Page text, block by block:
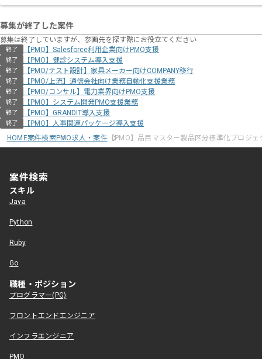
募集が終了した案件
募集は終了していますが、参画先を探す際にお役立てください
終了 【PMO】Salesforce利用企業向けPMO支援
終了 【PMO】健診システム導入支援
終了 【PMO/テスト設計】家具メーカー向けCOMPANY移行
終了 【PMO/上流】通信会社向け業務自動化支援業務
終了 【PMO/コンサル】電力業界向けPMO支援
終了 【PMO】システム開発PMO支援業務
終了 【PMO】GRANDIT導入支援
終了
【PMO】人事関連パッケージ導入支援
HOME案件検索PMO求人・案件【PMO】品目マスター製品区分標準化プロジェ
案件検索
スキル
Java
Python
Ruby
Go
職種・ポジション
プログラマー(PG)
フロントエンドエンジニア
インフラエンジニア
PMO